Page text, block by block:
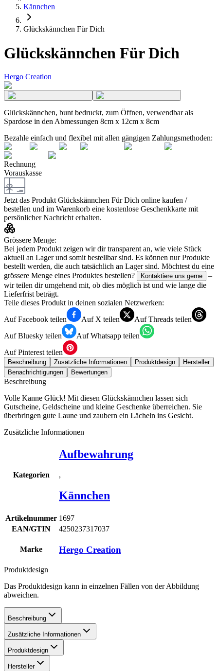
Kännchen
Glückskännchen Für Dich
Glückskännchen Für Dich
Hergo Creation
Glückskännchen, bunt bedruckt, zum Öffnen, verwendbar als
Spardose in den Abmessungen 8cm x 12cm x 8cm
Bezahle einfach und flexibel mit allen gängigen Zahlungsmethoden:
Rechnung
Vorauskasse
Jetzt das Produkt Glückskännchen Für Dich online kaufen /
bestellen und im Warenkorb eine kostenlose Geschenkkarte mit
persönlicher Nachricht erhalten.
Grössere Menge:
Bei jedem Produkt zeigen wir dir transparent an, wie viele Stück
aktuell an Lager und somit bestellbar sind. Es können nur Produkte
bestellt werden, die auch tatsächlich an Lager sind. Möchtest du eine
grössere Menge eines Produktes bestellen?
Kontaktiere uns gerne
–
wir teilen dir umgehend mit, ob dies möglich ist und wie lange die
Lieferfrist beträgt.
Teile dieses Produkt in deinen sozialen Netzwerken:
Auf Facebook teilen
Auf X teilen
Auf Threads teilen
Auf Bluesky teilen
Auf Whatsapp teilen
Auf Pinterest teilen
Beschreibung Zusätzliche Informationen Produktdesign
Hersteller
Benachrichtigungen
Bewertungen
Beschreibung
Volle Kanne Glück! Mit diesen Glückskännchen lassen sich
Gutscheine, Geldscheine und kleine Geschenke überreichen. Sie
überbringen gute Laune und zaubern ein Lächeln ins Gesicht.
Zusätzliche Informationen
Kategorien
Aufbewahrung
,
Kännchen
Artikelnummer 1697
EAN/GTIN
4250237317037
Marke Hergo Creation
Produktdesign
Das Produktdesign kann in einzelnen Fällen von der Abbildung
abweichen.
Beschreibung
Zusätzliche Informationen
Produktdesign
Hersteller